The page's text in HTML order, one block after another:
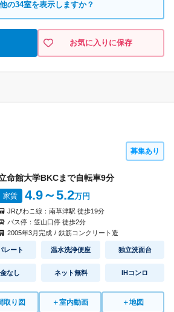
間取り
共益費 5,000円
敷 金 なし
共益費
敷 金 なし
見積り
の34室を表示しますか？
お気に入りに保存
募集あり
命館大学BKCまで自転車9分
家賃 4.9～5.2万円
JRびわこ線： 南草津駅 徒歩19分
バス停： 笠山口停徒歩2分
2005年3月完成 / 鉄筋コンクリート造
レート 温水洗浄便座 独立洗面台
なし ネット無料 IHコンロ
取り図 ＋室内動画 ＋地図